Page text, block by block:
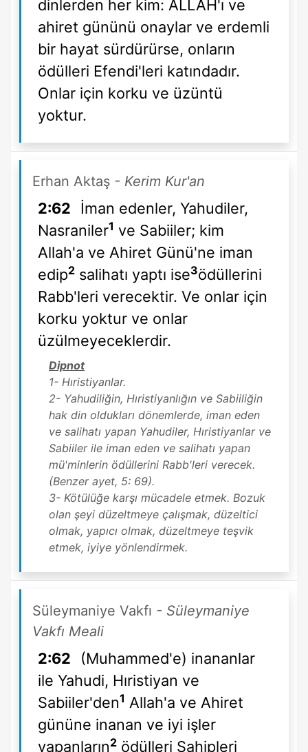
dinlerden her kim: ALLAH'ı ve
ahiret gününü onaylar ve erdemli
bir hayat sürdürürse, onların
ödülleri Efendi'leri katındadır.
Onlar için korku ve üzüntü
yoktur.
Erhan Aktaş - Kerim Kur'an
2:62
İman edenler, Yahudiler,
Nasraniler1 ve Sabiiler; kim
Allah'a ve Ahiret Günü'ne iman
edip2 salihatı yaptı ise3ödüllerini
Rabb'leri verecektir. Ve onlar için
korku yoktur ve onlar
üzülmeyeceklerdir.
Dipnot
1- Hıristiyanlar.
2- Yahudiliğin, Hıristiyanlığın ve Sabiiliğin
hak din oldukları dönemlerde, iman eden
ve salihatı yapan Yahudiler, Hıristiyanlar ve
Sabiiler ile iman eden ve salihatı yapan
mü'minlerin ödüllerini Rabb'leri verecek.
(Benzer ayet, 5: 69).
3- Kötülüğe karşı mücadele etmek. Bozuk
olan şeyi düzeltmeye çalışmak, düzeltici
olmak, yapıcı olmak, düzeltmeye teşvik
etmek, iyiye yönlendirmek.
Süleymaniye Vakfı - Süleymaniye
Vakfı Meali
2:62
(Muhammed'e) inananlar
ile Yahudi, Hıristiyan ve
Sabiiler'den1 Allah'a ve Ahiret
gününe inanan ve iyi işler
yapanların2 ödülleri Sahipleri